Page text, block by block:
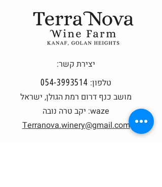
הענבים הגיעו מכרם במושב אניעם וייצרו יין
אדום עמוק, כבד ועשיר בטעמים.
מייצרים את זן נדיר ומרתק זה.
יצירת קשר:
טלפון: 054-3993514
מושב כנף דרום רמת הגולן, ישראל
waze: יקב טרה נובה
Terranova.winery@gmail.com